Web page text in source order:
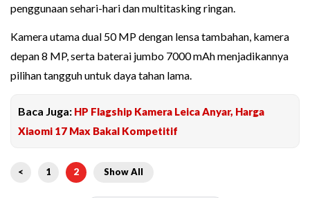
penggunaan sehari-hari dan multitasking ringan.
Kamera utama dual 50 MP dengan lensa tambahan, kamera
depan 8 MP, serta baterai jumbo 7000 mAh menjadikannya
pilihan tangguh untuk daya tahan lama.
Baca Juga: HP Flagship Kamera Leica Anyar, Harga
Xiaomi 17 Max Bakal Kompetitif
< 1 2 Show All